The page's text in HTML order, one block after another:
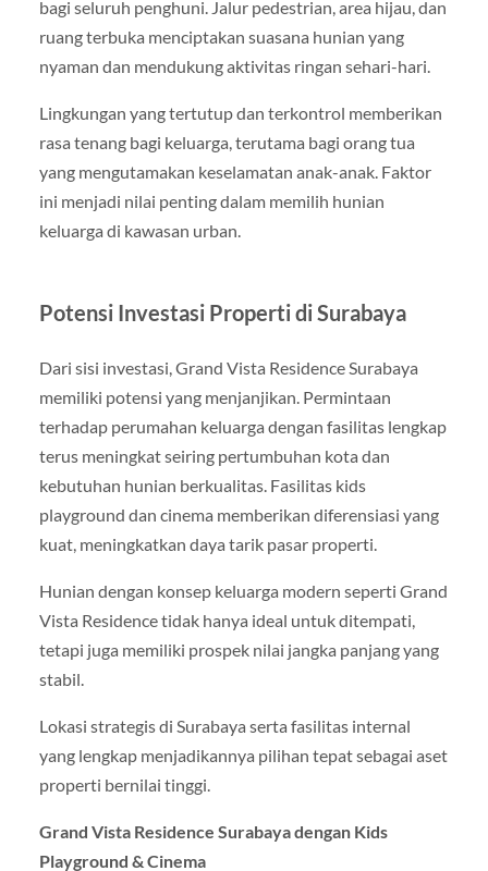
bagi seluruh penghuni. Jalur pedestrian, area hijau, dan
ruang terbuka menciptakan suasana hunian yang
nyaman dan mendukung aktivitas ringan sehari-hari.
Lingkungan yang tertutup dan terkontrol memberikan
rasa tenang bagi keluarga, terutama bagi orang tua
yang mengutamakan keselamatan anak-anak. Faktor
ini menjadi nilai penting dalam memilih hunian
keluarga di kawasan urban.
Potensi Investasi Properti di Surabaya
Dari sisi investasi, Grand Vista Residence Surabaya
memiliki potensi yang menjanjikan. Permintaan
terhadap perumahan keluarga dengan fasilitas lengkap
terus meningkat seiring pertumbuhan kota dan
kebutuhan hunian berkualitas. Fasilitas kids
playground dan cinema memberikan diferensiasi yang
kuat, meningkatkan daya tarik pasar properti.
Hunian dengan konsep keluarga modern seperti Grand
Vista Residence tidak hanya ideal untuk ditempati,
tetapi juga memiliki prospek nilai jangka panjang yang
stabil.
Lokasi strategis di Surabaya serta fasilitas internal
yang lengkap menjadikannya pilihan tepat sebagai aset
properti bernilai tinggi.
Grand Vista Residence Surabaya dengan Kids
Playground & Cinema